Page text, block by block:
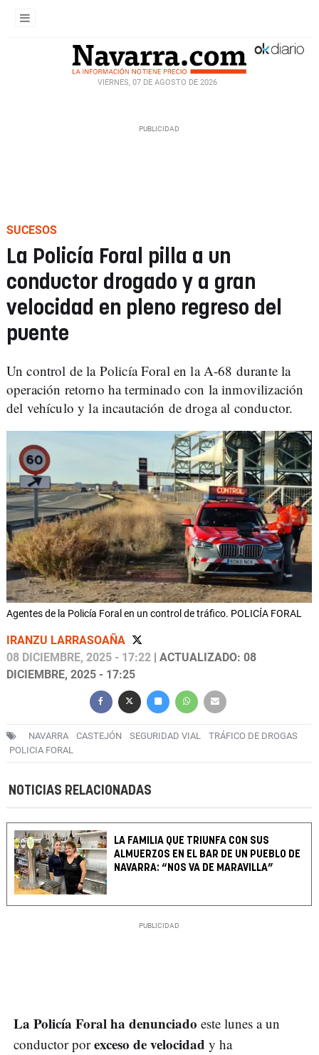
VIERNES, 07 DE AGOSTO DE 2026
SUCESOS
La Policía Foral pilla a un
conductor drogado y a gran
velocidad en pleno regreso del
puente
Un control de la Policía Foral en la A-68 durante la
operación retorno ha terminado con la inmovilización
del vehículo y la incautación de droga al conductor.
Agentes de la Policía Foral en un control de tráfico. POLICÍA FORAL
IRANZU LARRASOAÑA
08 DICIEMBRE, 2025 - 17:22 | ACTUALIZADO: 08
DICIEMBRE, 2025 - 17:25
NAVARRA CASTEJÓN SEGURIDAD VIAL
TRÁFICO DE DROGAS
POLICIA FORAL
NOTICIAS RELACIONADAS
LA FAMILIA QUE TRIUNFA CON SUS
ALMUERZOS EN EL BAR DE UN PUEBLO DE
NAVARRA: “NOS VA DE MARAVILLA”
La Policía Foral ha denunciado este lunes a un
conductor porexceso de velocidad y ha